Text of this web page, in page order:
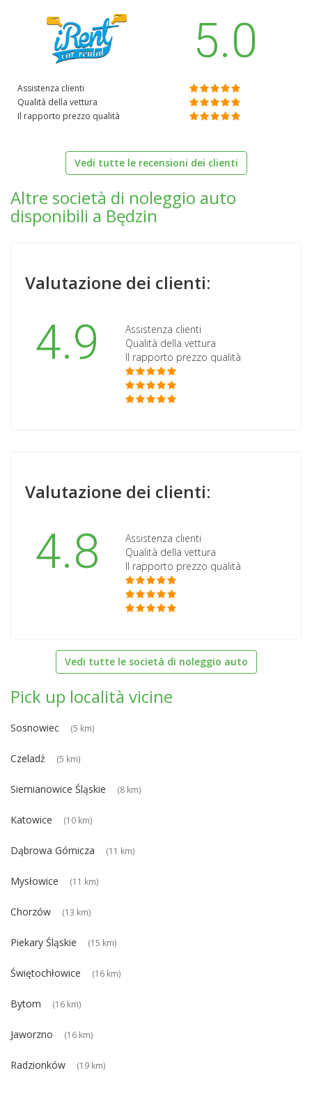
5.0
Assistenza clienti
Qualità della vettura
Il rapporto prezzo qualità
Vedi tutte le recensioni dei clienti
Altre società di noleggio auto
disponibili a Będzin
Valutazione dei clienti:
4.9
Assistenza clienti
Qualità della vettura
Il rapporto prezzo qualità
Valutazione dei clienti:
4.8
Assistenza clienti
Qualità della vettura
Il rapporto prezzo qualità
Vedi tutte le società di noleggio auto
Pick up località vicine
Sosnowiec (5 km)
Czeladź (5 km)
Siemianowice Śląskie (8 km)
Katowice (10 km)
Dąbrowa Górnicza (11 km)
Mysłowice (11 km)
Chorzów (13 km)
Piekary Śląskie (15 km)
Świętochłowice (16 km)
Bytom (16 km)
Jaworzno (16 km)
Radzionków (19 km)